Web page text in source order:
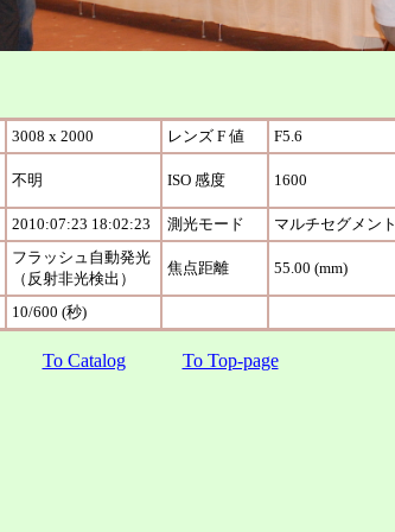
3008 x 2000 レンズ F 値
F5.6
不明 ISO 感度 1600
2010:07:23 18:02:23 測光モード マルチセグメント
フラッシュ自動発光
（反射非光検出）
焦点距離 55.00 (mm)
10/600 (秒)
To Catalog To Top-page